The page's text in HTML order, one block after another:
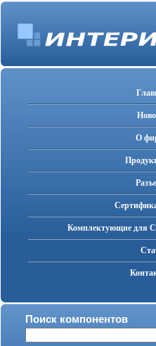
О
Комплектующие для
Поиск компонентов